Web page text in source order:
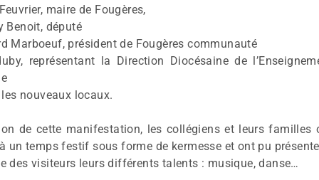
maire de Fougères,
Benoit, député
Marboeuf, président de Fougères communauté
représentant la Direction Diocésaine de
nouveaux locaux.
de cette manifestation, les collégiens et leurs familles
un temps festif sous forme de kermesse et ont pu
des visiteurs leurs différents talents : musique, danse…